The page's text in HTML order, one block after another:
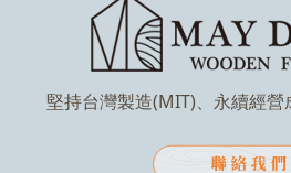
堅持台灣製造(MIT)、永續經